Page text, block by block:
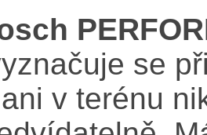
se
v terénu